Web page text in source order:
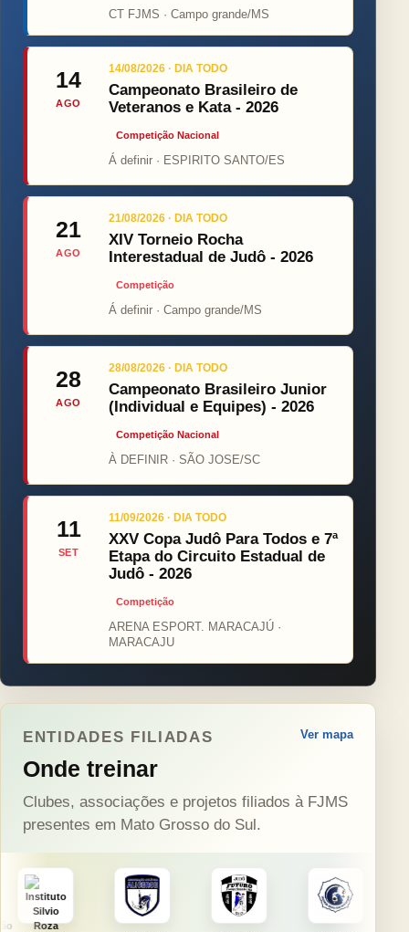
CT FJMS · Campo grande/MS
14
AGO
14/08/2026 · DIA TODO
Campeonato Brasileiro de
Veteranos e Kata - 2026
Competição Nacional
Á definir · ESPIRITO SANTO/ES
21
AGO
21/08/2026 · DIA TODO
XIV Torneio Rocha
Interestadual de Judô - 2026
Competição
Á definir · Campo grande/MS
28
AGO
28/08/2026 · DIA TODO
Campeonato Brasileiro Junior
(Individual e Equipes) - 2026
Competição Nacional
À DEFINIR · SÃO JOSE/SC
11
SET
11/09/2026 · DIA TODO
XXV Copa Judô Para Todos e 7ª
Etapa do Circuito Estadual de
Judô - 2026
Competição
ARENA ESPORT. MARACAJÚ ·
MARACAJU
ENTIDADES FILIADAS
Onde treinar
Ver mapa
Clubes, associações e projetos filiados à FJMS
presentes em Mato Grosso do Sul.